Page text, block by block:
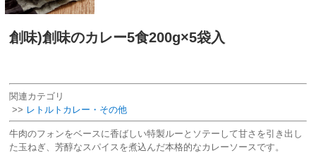
創味)創味のカレー5食200g×5袋入
関連カテゴリ
>> レトルトカレー・その他
牛肉のフォンをベースに香ばしい特製ルーとソテーして甘さを引き出し
た玉ねぎ、芳醇なスパイスを煮込んだ本格的なカレーソースです。